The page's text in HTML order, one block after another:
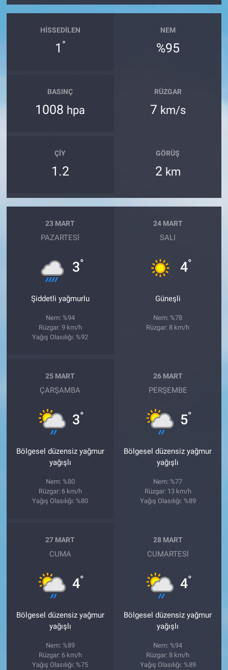
HISSEDILEN
1 °
NEM
%95
BASINÇ
1008 hpa
RÜZGAR
7 km/s
ÇIY
1.2
GÖRÜŞ
2 km
23 MART
PAZARTESI
3°
Şiddetli yağmurlu
Nem: %94
Rüzgar: 9 km/h
Yağış Olasılığı: %92
24 MART
SALI
4°
Güneşli
Nem: %78
Rüzgar: 8 km/h
25 MART
ÇARŞAMBA
3°
Bölgesel düzensiz yağmur
yağışlı
Nem: %80
Rüzgar: 6 km/h
Yağış Olasılığı: %80
26 MART
PERŞEMBE
5°
Bölgesel düzensiz yağmur
yağışlı
Nem: %77
Rüzgar: 13 km/h
Yağış Olasılığı: %89
27 MART
CUMA
4°
Bölgesel düzensiz yağmur
yağışlı
Nem: %89
Rüzgar: 6 km/h
Yağış Olasılığı: %75
28 MART
CUMARTESI
4°
Bölgesel düzensiz yağmur
yağışlı
Nem: %94
Rüzgar: 8 km/h
Yağış Olasılığı: %89